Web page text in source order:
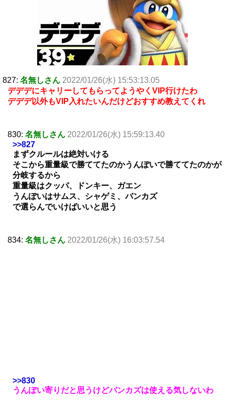
827: 名無しさん 2022/01/26(水) 15:53:13.05
デデデにキャリーしてもらってようやくVIP行けたわ
デデデ以外もVIP入れたいんだけどおすすめ教えてくれ
830: 名無しさん 2022/01/26(水) 15:59:13.40
>>827
まずクルールは絶対いける
そこから重量級で勝ててたのかうんぽいで勝ててたのかが
分岐するから
重量級はクッパ、ドンキー、ガエン
うんぽいはサムス、シャゲミ、バンカズ
で選らんでいけばいいと思う
834: 名無しさん 2022/01/26(水) 16:03:57.54
>>830
うんぽい寄りだと思うけどバンカズは使える気しないわ